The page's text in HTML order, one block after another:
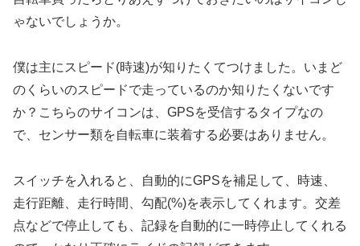
ゃないでしょうか。
僕は主にスピード(時速)が知りたくてつけました。いまど
のくらいのスピードで走っているのか知りたくないです
か？こちらのサイコンは、GPSを受信するタイプなの
で、センサー類を自転車に装着する必要はありません。
スイッチを入れると、自動的にGPSを補足して、時速、
走行距離、走行時間、勾配(%)を表示してくれます。交差
点などで停止しても、記録を自動的に一時停止してくれる